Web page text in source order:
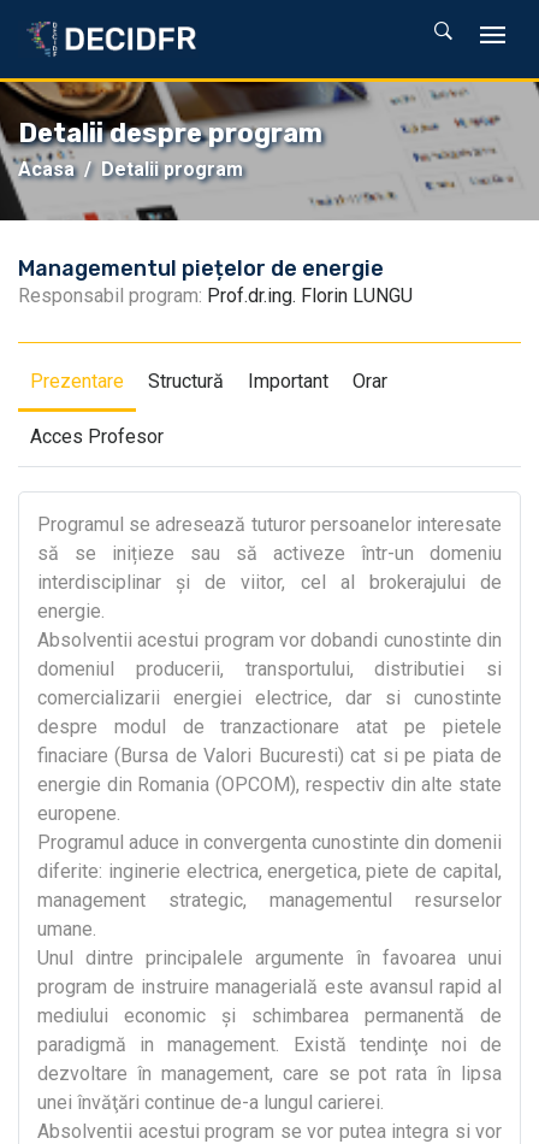
Detalii despre program
Acasa Detalii program
Managementul piețelor de energie
Responsabil program: Prof.dr.ing. Florin LUNGU
Prezentare Structură Important Orar
Acces Profesor
Programul se adresează tuturor persoanelor interesate
să se inițieze sau să activeze într-un domeniu
interdisciplinar și de viitor, cel al brokerajului de
energie.
Absolventii acestui program vor dobandi cunostinte din
domeniul producerii, transportului, distributiei si
comercializarii energiei electrice, dar si cunostinte
despre modul de tranzactionare atat pe pietele
finaciare (Bursa de Valori Bucuresti) cat si pe piata de
energie din Romania (OPCOM), respectiv din alte state
europene.
Programul aduce in convergenta cunostinte din domenii
diferite: inginerie electrica, energetica, piete de capital,
management strategic, managementul resurselor
umane.
Unul dintre principalele argumente în favoarea unui
program de instruire managerială este avansul rapid al
mediului economic şi schimbarea permanentă de
paradigmă in management. Există tendinţe noi de
dezvoltare în management, care se pot rata în lipsa
unei învăţări continue de-a lungul carierei.
Absolventii acestui program se vor putea integra si vor